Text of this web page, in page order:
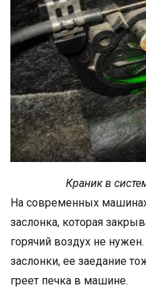
Краник в
На современных машинах
заслонка, которая
горячий воздух не
заслонки, ее заедание
греет печка в машине.